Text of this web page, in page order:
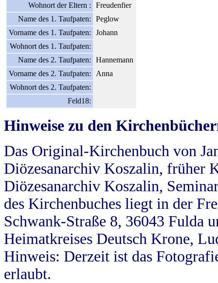
Wohnort der Eltern :
Freudenfier
Name des 1. Taufpaten:
Peglow
Vorname des 1. Taufpaten:
Johann
Wohnort des 1. Taufpaten:
Name des 2. Taufpaten:
Hannemann
Vorname des 2. Taufpaten:
Anna
Wohnort des 2. Taufpaten:
Feld18:
Hinweise zu den
Das Original-Kirchenbuch von
Diözesanarchiv Koszalin, früher
Diözesanarchiv Koszalin,
des Kirchenbuches liegt in der
Schwank-Straße 8, 36043 Fulda
Heimatkreises Deutsch Krone,
Hinweis: Derzeit ist das
erlaubt.